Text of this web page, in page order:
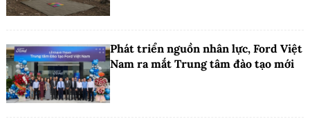
Phát triển nguồn nhân lực, Ford Việt
Nam ra mắt Trung tâm đào tạo mới